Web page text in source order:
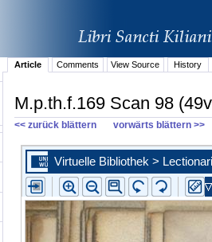
Article Comments View Source History
M.p.th.f.169 Scan 98
<< zurück blättern vorwärts blättern >>